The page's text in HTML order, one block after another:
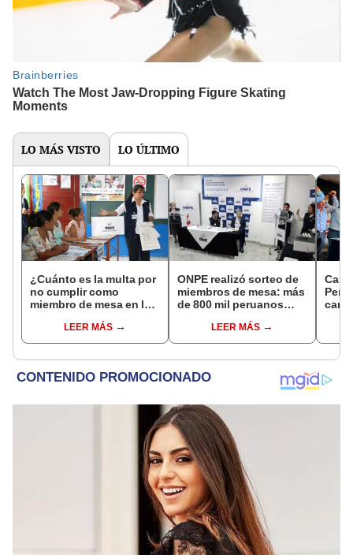
LO MÁS VISTO LO ÚLTIMO
¿Cuánto es la multa por
no cumplir como
miembro de mesa en las
y Municipales?
LEER MÁS
ONPE realizó sorteo de
miembros de mesa: más
de 800 mil peruanos
las Elecciones
Regionales y
LEER MÁS
Perú